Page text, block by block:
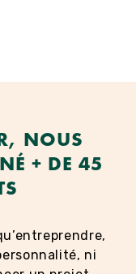
NOUS
+ DE 45
ni